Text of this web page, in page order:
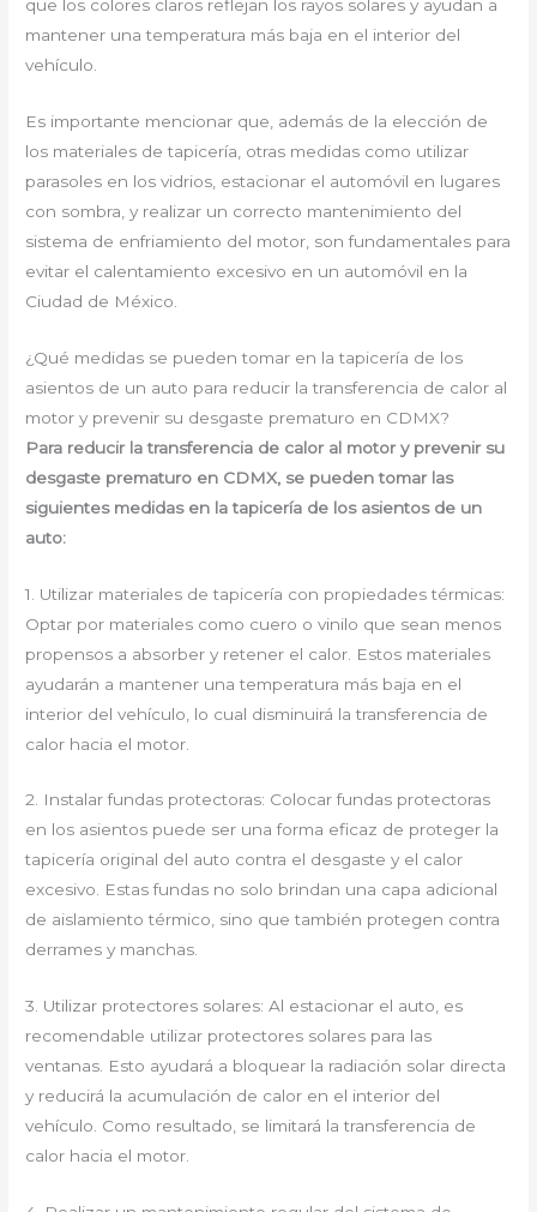
que los colores claros reflejan los rayos solares y ayudan a
mantener una temperatura más baja en el interior del
vehículo.
Es importante mencionar que, además de la elección de
los materiales de tapicería, otras medidas como utilizar
parasoles en los vidrios, estacionar el automóvil en lugares
con sombra, y realizar un correcto mantenimiento del
sistema de enfriamiento del motor, son fundamentales para
evitar el calentamiento excesivo en un automóvil en la
Ciudad de México.
¿Qué medidas se pueden tomar en la tapicería de los
asientos de un auto para reducir la transferencia de calor al
motor y prevenir su desgaste prematuro en CDMX?
Para reducir la transferencia de calor al motor y prevenir su
desgaste prematuro en CDMX, se pueden tomar las
siguientes medidas en la tapicería de los asientos de un
auto:
1. Utilizar materiales de tapicería con propiedades térmicas:
Optar por materiales como cuero o vinilo que sean menos
propensos a absorber y retener el calor. Estos materiales
ayudarán a mantener una temperatura más baja en el
interior del vehículo, lo cual disminuirá la transferencia de
calor hacia el motor.
2. Instalar fundas protectoras: Colocar fundas protectoras
en los asientos puede ser una forma eficaz de proteger la
tapicería original del auto contra el desgaste y el calor
excesivo. Estas fundas no solo brindan una capa adicional
de aislamiento térmico, sino que también protegen contra
derrames y manchas.
3. Utilizar protectores solares: Al estacionar el auto, es
recomendable utilizar protectores solares para las
ventanas. Esto ayudará a bloquear la radiación solar directa
y reducirá la acumulación de calor en el interior del
vehículo. Como resultado, se limitará la transferencia de
calor hacia el motor.